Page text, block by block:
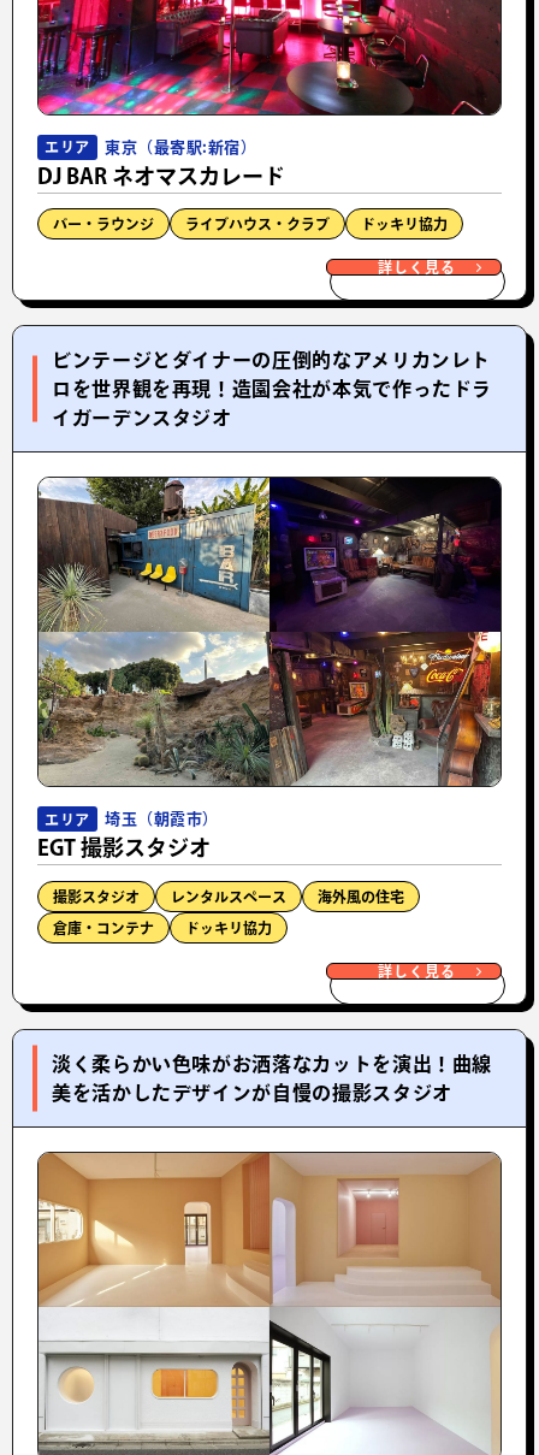
エリア 東京（最寄駅:新宿）
DJ BAR ネオマスカレード
バー・ラウンジ ライブハウス・クラブ ドッキリ協力
詳しく見る
ビンテージとダイナーの圧倒的なアメリカンレト
ロを世界観を再現！造園会社が本気で作ったドラ
イガーデンスタジオ
エリア 埼玉（朝霞市）
EGT 撮影スタジオ
撮影スタジオ レンタルスペース 海外風の住宅
倉庫・コンテナ ドッキリ協力
詳しく見る
淡く柔らかい色味がお洒落なカットを演出！曲線
美を活かしたデザインが自慢の撮影スタジオ